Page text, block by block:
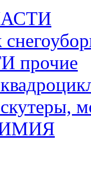
прочие